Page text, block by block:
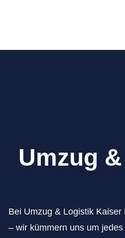
Umzug
Bei Umzug & Logistik
– wir kümmern uns um